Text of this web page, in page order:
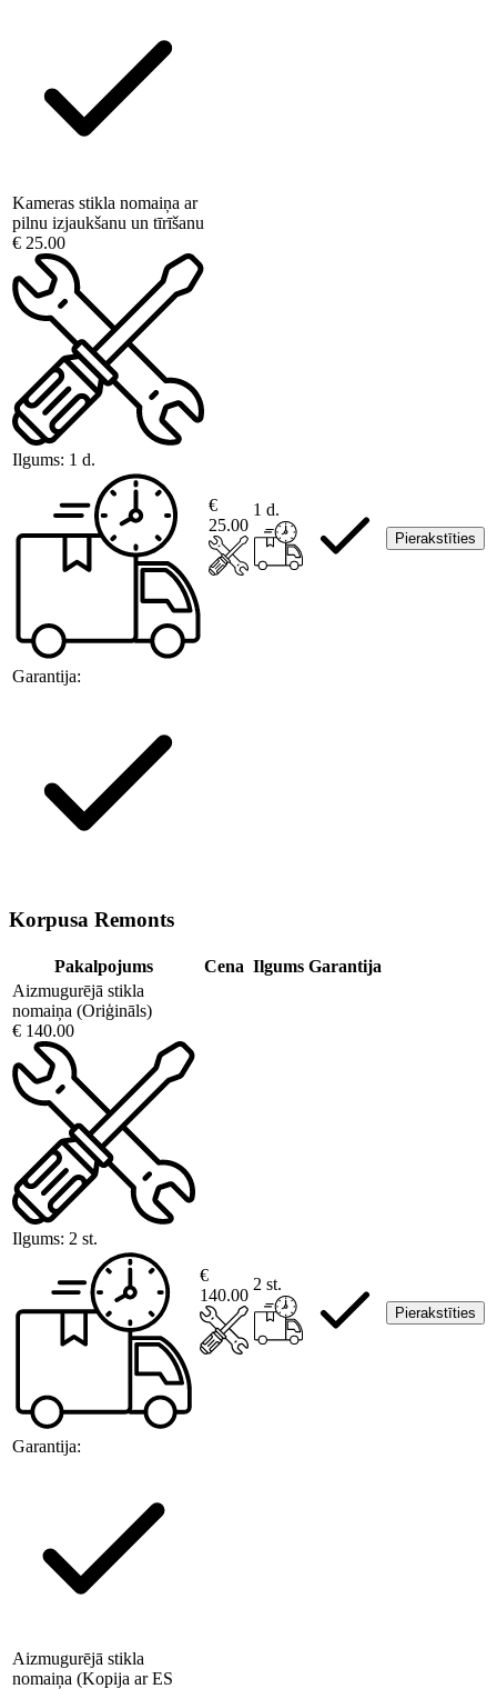
Kameras stikla nomaiņa ar
pilnu izjaukšanu un tīrīšanu
€ 25.00
Ilgums: 1 d.
Garantija:
€
25.00
1 d.
Pierakstīties
Korpusa Remonts
Pakalpojums Cena Ilgums Garantija
Aizmugurējā stikla
nomaiņa (Oriģināls)
€ 140.00
Ilgums: 2 st.
Garantija:
€
140.00
2 st.
Pierakstīties
Aizmugurējā stikla
nomaiņa (Kopija ar ES